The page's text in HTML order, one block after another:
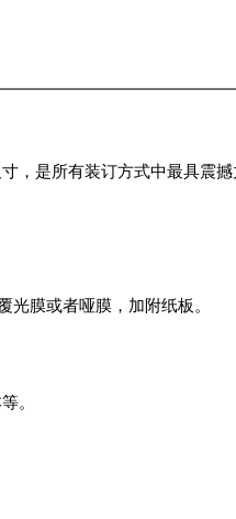
，是所有装订方式中最具震撼
膜或者哑膜，加附纸板。
。